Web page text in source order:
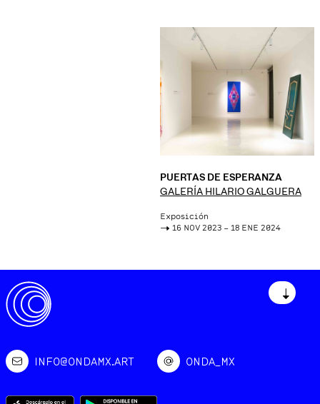
PUERTAS DE ESPERANZA
GALERÍA HILARIO GALGUERA
Exposición
-> 16 NOV 2023 – 18 ENE 2024
↓
INFO@ONDAMX.ART ONDA_MX